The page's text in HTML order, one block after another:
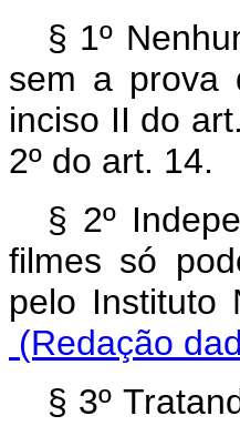
§ 1º
sem a prova
inciso II do
2º do art.
§ 2º
filmes só
pelo
(Redação
§ 3º